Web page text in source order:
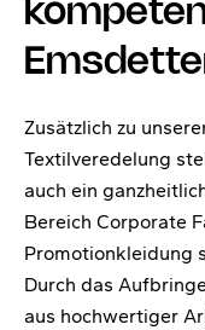
Zusätzlich zu
Textilveredelung
auch ein
Bereich Corporate
Promotionkleidung
Durch das
aus hochwertiger